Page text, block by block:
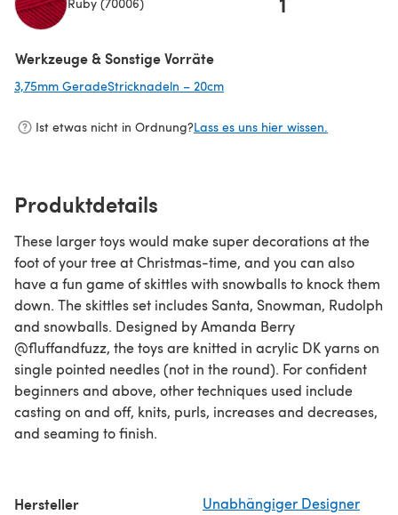
Werkzeuge & Sonstige Vorräte
3,75mm GeradeStricknadeln – 20cm
Ist etwas nicht in Ordnung?Lass es uns hier wissen.
Produktdetails
These larger toys would make super decorations at the
foot of your tree at Christmas-time, and you can also
have a fun game of skittles with snowballs to knock them
down. The skittles set includes Santa, Snowman, Rudolph
and snowballs. Designed by Amanda Berry
@fluffandfuzz, the toys are knitted in acrylic DK yarns on
single pointed needles (not in the round). For confident
beginners and above, other techniques used include
casting on and off, knits, purls, increases and decreases,
and seaming to finish.
Hersteller Unabhängiger Designer